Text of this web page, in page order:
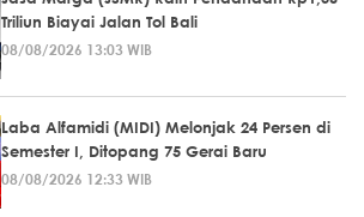
Triliun Biayai Jalan Tol Bali
08/08/2026 13:03 WIB
Laba Alfamidi (MIDI) Melonjak 24 Persen di
Semester I, Ditopang 75 Gerai Baru
08/08/2026 12:33 WIB